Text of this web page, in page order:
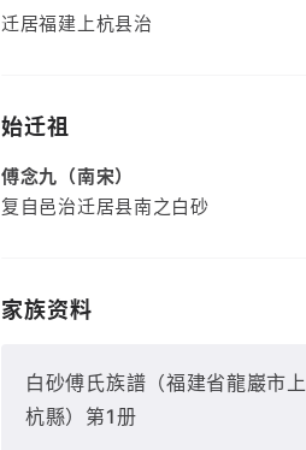
迁居福建上杭县治
始迁祖
傅念九（南宋）
复自邑治迁居县南之白砂
家族资料
白砂傅氏族譜（福建省龍巖市上
杭縣）第1册